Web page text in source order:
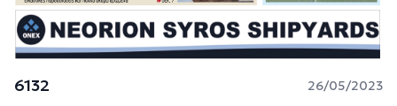
6132 26/05/2023